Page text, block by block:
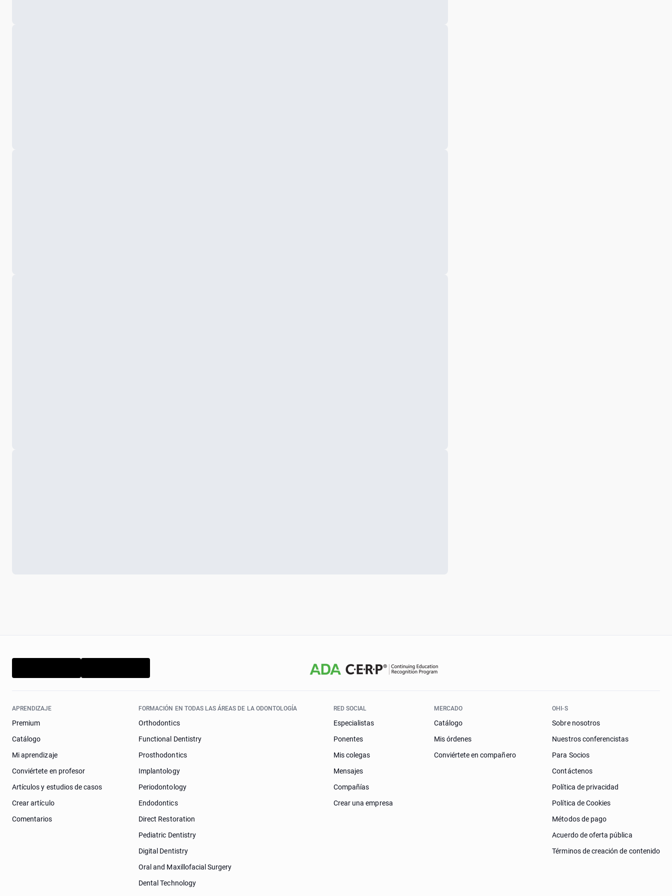
APRENDIZAJE
Premium
Catálogo
Mi aprendizaje
Conviértete en profesor
Artículos y estudios de casos
Crear artículo
Comentarios
FORMACIÓN EN TODAS LAS ÁREAS DE LA ODONTOLOGÍA
Orthodontics
Functional Dentistry
Prosthodontics
Implantology
Periodontology
Endodontics
Direct Restoration
Pediatric Dentistry
Digital Dentistry
Oral and Maxillofacial Surgery
Dental Technology
RED SOCIAL
Especialistas
Ponentes
Mis colegas
Mensajes
Compañías
Crear una empresa
MERCADO
Catálogo
Mis órdenes
Conviértete en compañero
OHI-S
Sobre nosotros
Nuestros conferencistas
Para Socios
Contáctenos
Política de privacidad
Política de Cookies
Métodos de pago
Acuerdo de oferta pública
Términos de creación de contenido